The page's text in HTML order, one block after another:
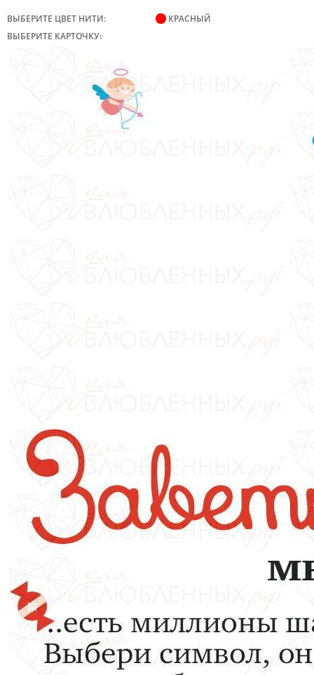
ВЫБЕРИТЕ ЦВЕТ НИТИ:
КРАСНЫЙ
ВЫБЕРИТЕ КАРТОЧКУ: